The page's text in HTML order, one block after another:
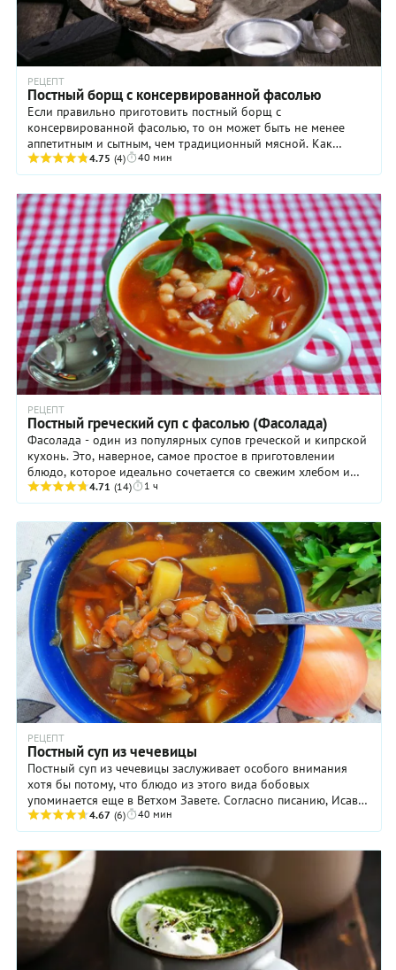
РЕЦЕПТ
Постный борщ с консервированной фасолью
Если правильно приготовить постный борщ с
консервированной фасолью, то он может быть не менее
аппетитным и сытным, чем традиционный мясной. Как
именно? Ниже вы найдете вполне профессиональную ...
4.75 (4) 40 мин
РЕЦЕПТ
Постный греческий суп с фасолью (Фасолада)
Фасолада - один из популярных супов греческой и кипрской
кухонь. Это, наверное, самое простое в приготовлении
блюдо, которое идеально сочетается со свежим хлебом и
оливками. Основных ингредиентов ...
4.71 (14) 1 ч
РЕЦЕПТ
Постный суп из чечевицы
Постный суп из чечевицы заслуживает особого внимания
хотя бы потому, что блюдо из этого вида бобовых
упоминается еще в Ветхом Завете. Согласно писанию, Исав
за миску «красной» похлебки ...
4.67 (6) 40 мин